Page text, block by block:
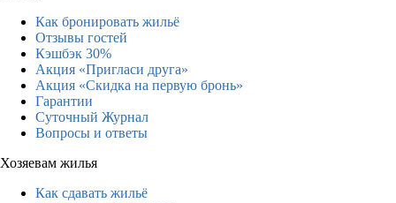
Как бронировать жильё
Отзывы гостей
Кэшбэк 30%
Акция «Пригласи друга»
Акция «Скидка на первую бронь»
Гарантии
Суточный Журнал
Вопросы и ответы
Хозяевам жилья
Как сдавать жильё